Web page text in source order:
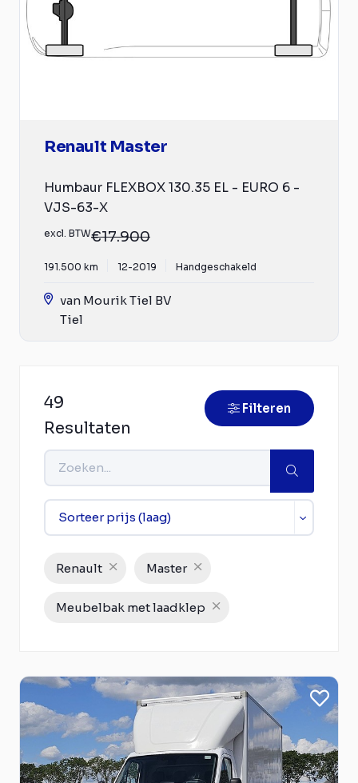
Renault Master
Humbaur FLEXBOX 130.35 EL - EURO 6 -
VJS-63-X
excl. BTW€17.900
191.500 km 12-2019 Handgeschakeld
van Mourik Tiel BV
Tiel
49
Resultaten
Filteren
Renault Master
Meubelbak met laadklep